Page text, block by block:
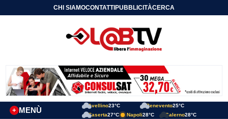
CHI SIAMOCONTATTIPUBBLICITÀCERCA
MENÙ
+
Avellino23°C Benevento25°C
Caserta27°C Napoli28°C Salerno28°C